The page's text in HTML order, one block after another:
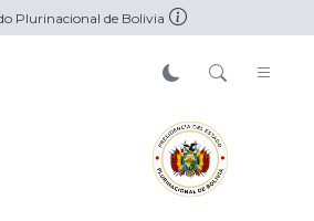
Plurinacional de Bolivia